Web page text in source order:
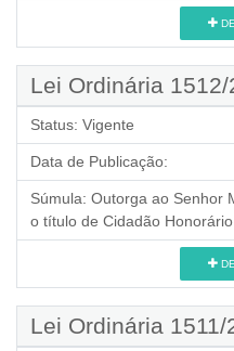
Lei Ordinária 1512/
Status: Vigente
Data de Publicação:
Súmula: Outorga ao Senhor
o título de Cidadão Honorário
Lei Ordinária 1511/